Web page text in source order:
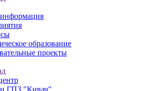
образование
проекты
ГПЗ "Кивач"